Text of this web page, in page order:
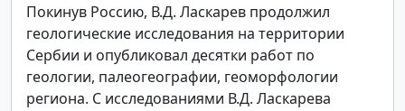
Покинув Россию, В.Д. Ласкарев продолжил
геологические исследования на территории
Сербии и опубликовал десятки работ по
геологии, палеогеографии, геоморфологии
региона. С исследованиями В.Д. Ласкарева